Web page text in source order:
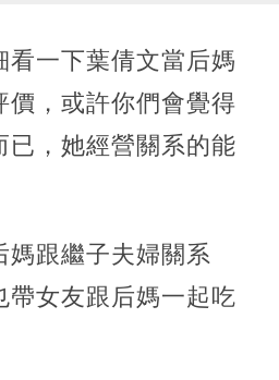
看一下葉倩文當后媽
價，或許你們會覺得
已，她經營關系的能
媽跟繼子夫婦關系
帶女友跟后媽一起吃